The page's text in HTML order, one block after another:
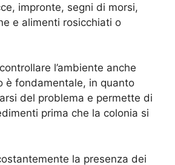
impronte, segni di morsi,
e alimenti rosicchiati o
l’ambiente anche
è fondamentale, in quanto
del problema e permette di
prima che la colonia si
la presenza dei